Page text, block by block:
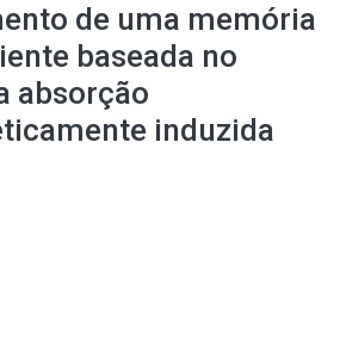
de uma memória
baseada no
absorção
induzida